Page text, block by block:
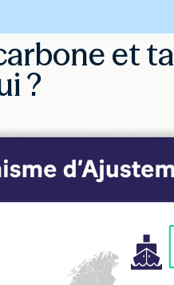
et
?